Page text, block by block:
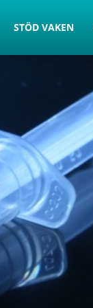
STÖD VAKEN